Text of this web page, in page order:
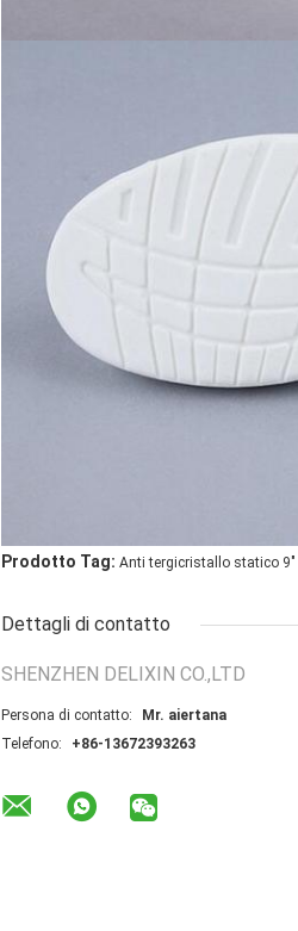
Prodotto Tag: Anti tergicristallo statico 9"
Dettagli di contatto
SHENZHEN DELIXIN CO.,LTD
Persona di contatto:
Mr. aiertana
Telefono:
+86-13672393263